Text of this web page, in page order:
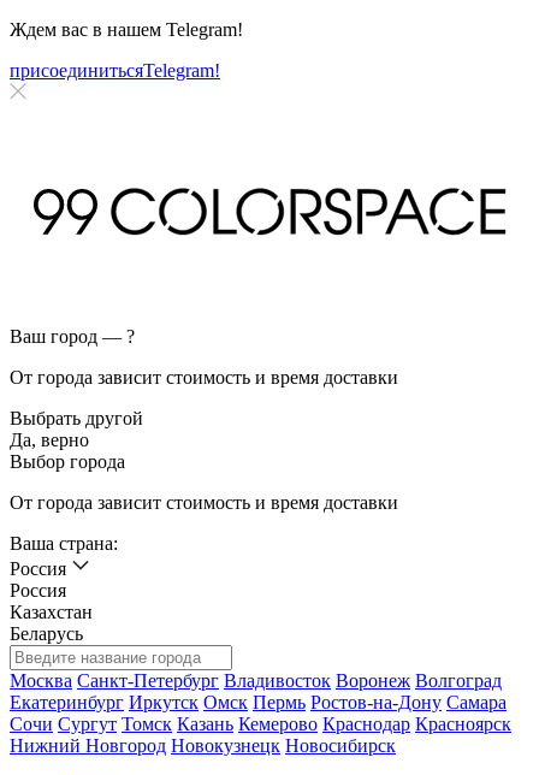
Ждем вас в нашем Telegram!
присоединитьсяTelegram!
Ваш город — ?
От города зависит стоимость и время доставки
Выбрать другой
Да, верно
Выбор города
От города зависит стоимость и время доставки
Ваша страна:
Россия
Россия
Казахстан
Беларусь
Москва Санкт-Петербург Владивосток Воронеж Волгоград
Екатеринбург Иркутск Омск Пермь Ростов-на-Дону Самара
Сочи Сургут Томск Казань Кемерово Краснодар Красноярск
Нижний Новгород Новокузнецк Новосибирск